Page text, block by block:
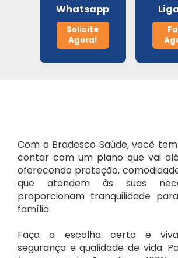
SulAmérica Odonto
Unimed Odonto
Whatsapp
Solicite
Agora!
Com o Bradesco Saúde, você
contar com um plano que vai
oferecendo proteção,
que atendem às suas
proporcionam tranquilidade
família.
Faça a escolha certa e
segurança e qualidade de vida.